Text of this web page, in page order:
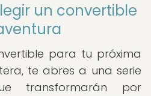
un convertible
para tu próxima
te abres a una serie
transformarán por